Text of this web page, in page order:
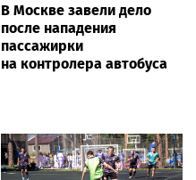
В Москве завели дело
после нападения
пассажирки
на контролера автобуса